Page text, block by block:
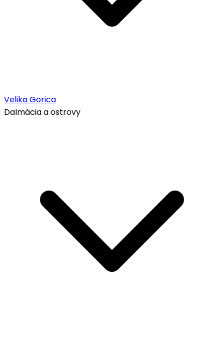
Velika Gorica
Dalmácia a ostrovy